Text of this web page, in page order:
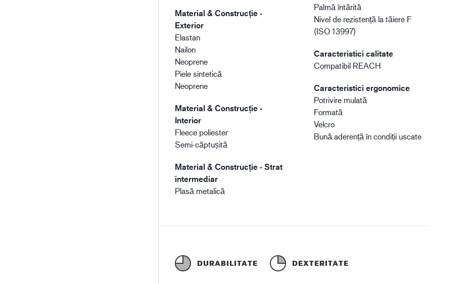
Material & Construcție -
Exterior
Elastan
Nailon
Neoprene
Piele sintetică
Neoprene
Material & Construcție -
Interior
Fleece poliester
Semi-căptușită
Material & Construcție - Strat
intermediar
Plasă metalică
Palmă întărită
Nivel de rezistență la tăiere F
(ISO 13997)
Caracteristici calitate
Compatibil REACH
Caracteristici ergonomice
Potrivire mulată
Formată
Velcro
Bună aderență în condiții uscate
DURABILITATE DEXTERITATE